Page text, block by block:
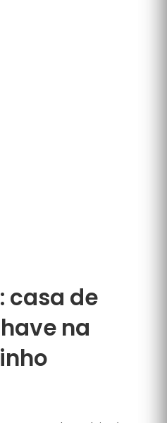
casa de
na